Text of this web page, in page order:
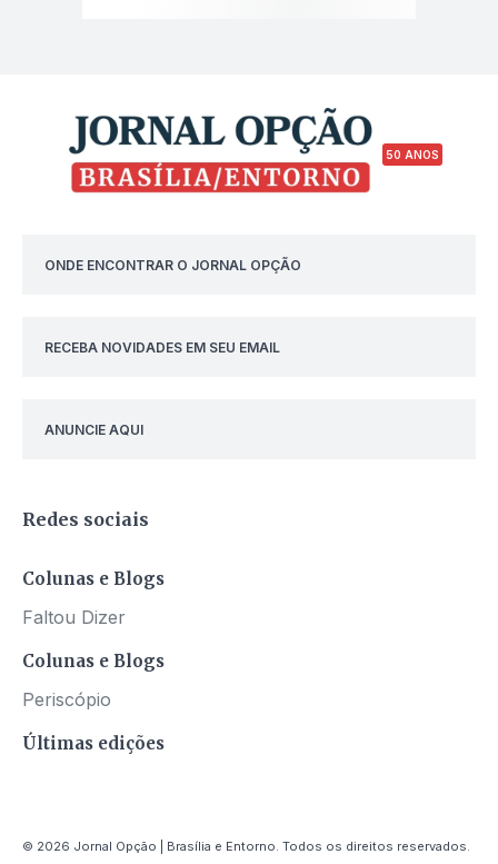
50 ANOS
ONDE ENCONTRAR O JORNAL OPÇÃO
RECEBA NOVIDADES EM SEU EMAIL
ANUNCIE AQUI
Redes sociais
Colunas e Blogs
Faltou Dizer
Colunas e Blogs
Periscópio
Últimas edições
© 2026 Jornal Opção | Brasília e Entorno. Todos os direitos reservados.